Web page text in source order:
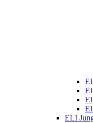
ELI